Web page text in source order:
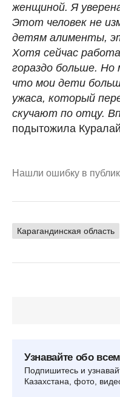
женщиной. Я
Этот человек не
детям алименты,
Хотя сейчас
гораздо больше. Но
что мои дети
ужаса, который
скучают по отцу.
подытожила
Нашли ошибку в
Карагандинская область
Узнавайте обо
Подпишитесь и
Казахстана, фото,